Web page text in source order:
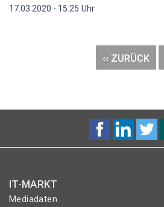
17.03.2020 - 15:25 Uhr
VORHERIGE
‹‹ ZURÜCK
IT-MARKT
Mediadaten